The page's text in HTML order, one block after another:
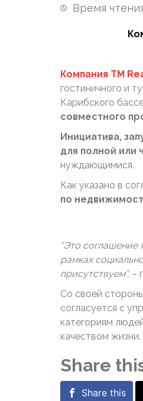
Время
Компания TM
гостиничного и
Карибского
совместного
Инициатива,
для полной или
нуждающимися.
​Как указано в
по
“Это соглашение
рамках
присутствуем”,​ –
Со своей
согласуется с
категориям
качеством жизни.
Share
Share this